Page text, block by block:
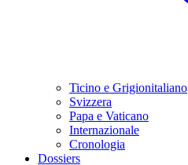
Ticino e Grigionitaliano
Svizzera
Papa e Vaticano
Internazionale
Cronologia
Dossiers